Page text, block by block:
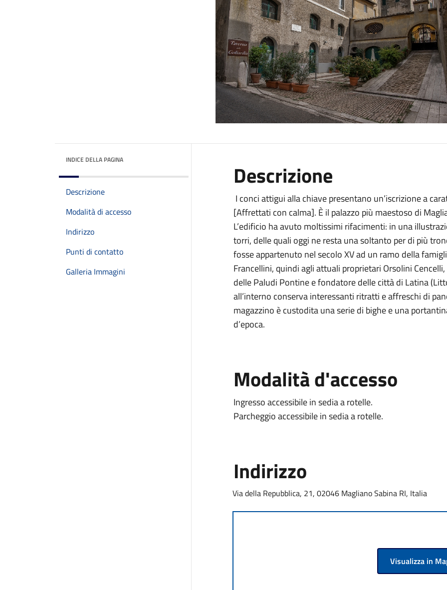
INDICE DELLA PAGINA
Descrizione
Modalità di accesso
Indirizzo
Punti di contatto
Galleria Immagini
Descrizione
I conci attigui alla chiave presentano un’iscrizione a
[Affrettati con calma]. È il palazzo più maestoso di
L’edificio ha avuto moltissimi rifacimenti: in una
torri, delle quali oggi ne resta una soltanto per di più
fosse appartenuto nel secolo XV ad un ramo della
Francellini, quindi agli attuali proprietari Orsolini
delle Paludi Pontine e fondatore delle città di Latina
all’interno conserva interessanti ritratti e affreschi di
magazzino è custodita una serie di bighe e una
d’epoca.
Modalità d'accesso
Ingresso accessibile in sedia a rotelle.
Parcheggio accessibile in sedia a rotelle.
Indirizzo
Via della Repubblica, 21, 02046 Magliano Sabina RI, Italia
Visualizza in